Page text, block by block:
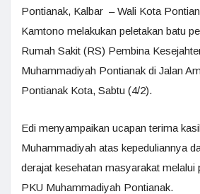
Pontianak, Kalbar – Wali Kota
Kamtono melakukan peletakan batu
Rumah Sakit (RS) Pembina
Muhammadiyah Pontianak di Jalan
Pontianak Kota, Sabtu (4/2).
Edi menyampaikan ucapan terima
Muhammadiyah atas kepeduliannya
derajat kesehatan masyarakat melalui
PKU Muhammadiyah Pontianak.